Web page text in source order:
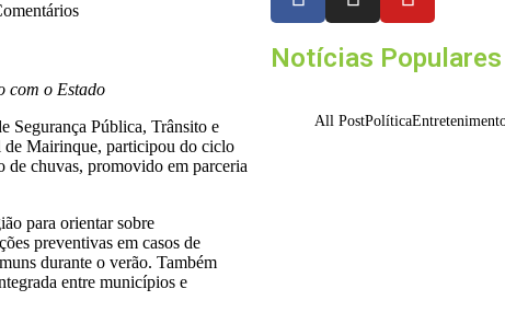
título no Torneio de Vôlei Adaptado Feminino 45+
com o Estado
Segurança Pública, Trânsito e
Mairinque, participou do ciclo
de chuvas, promovido em parceria
para orientar sobre
preventivas em casos de
durante o verão. Também
entre municípios e
Notícias Populares
All PostPolítica